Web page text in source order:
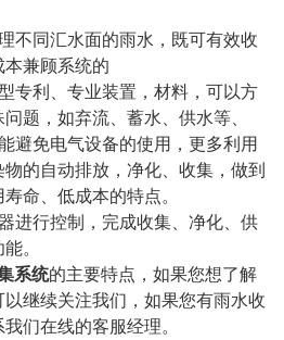
不同汇水面的雨水，既可有效收
兼顾系统的
专利、专业装置，材料，可以方
题，如弃流、蓄水、供水等、
避免电气设备的使用，更多利用
的自动排放，净化、收集，做到
命、低成本的特点。
进行控制，完成收集、净化、供
。
系统的主要特点，如果您想了解
继续关注我们，如果您有雨水收
们在线的客服经理。